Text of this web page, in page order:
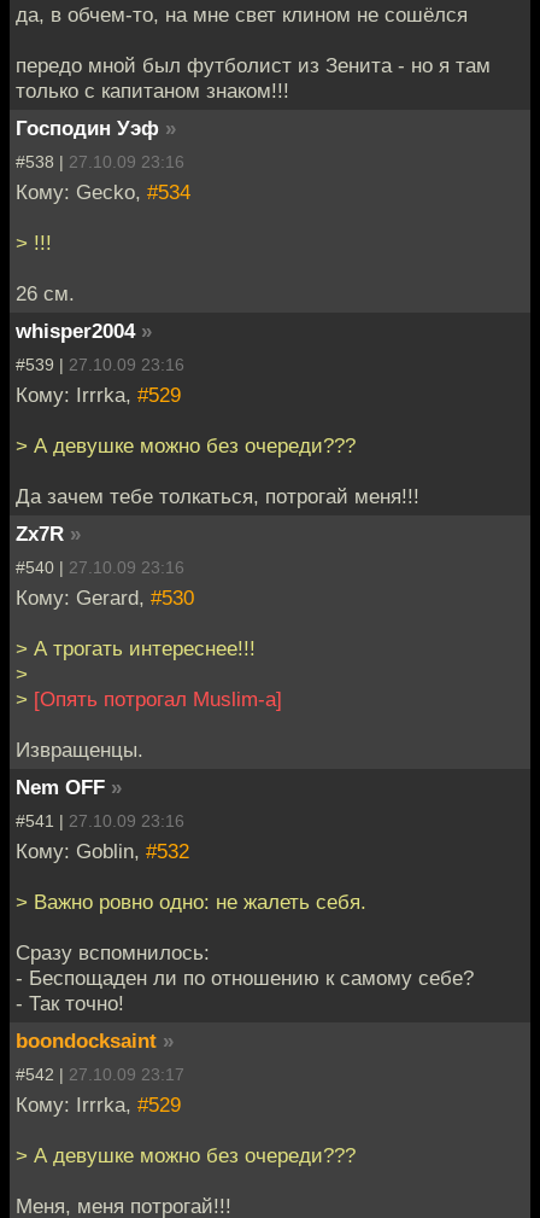
да, в обчем-то, на мне свет клином не сошёлся
передо мной был футболист из Зенита - но я там
только с капитаном знаком!!!
Господин Уэф »
#538 | 27.10.09 23:16
Кому: Gecko, #534
> !!!
26 см.
whisper2004 »
#539 | 27.10.09 23:16
Кому: Irrrka, #529
> А девушке можно без очереди???
Да зачем тебе толкаться, потрогай меня!!!
Zx7R »
#540 | 27.10.09 23:16
Кому: Gerard, #530
> А трогать интереснее!!!
>
> [Опять потрогал Muslim-а]
Извращенцы.
Nem OFF »
#541 | 27.10.09 23:16
Кому: Goblin, #532
> Важно ровно одно: не жалеть себя.
Сразу вспомнилось:
- Беспощаден ли по отношению к самому себе?
- Так точно!
boondocksaint »
#542 | 27.10.09 23:17
Кому: Irrrka, #529
> А девушке можно без очереди???
Меня, меня потрогай!!!